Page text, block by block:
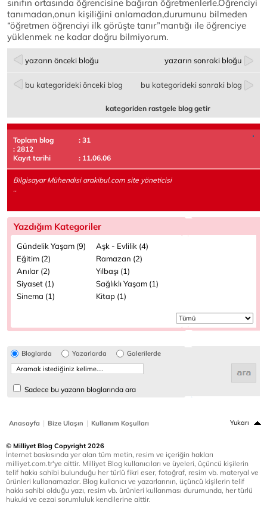
sınıfın ortasında öğrencisine bağıran öğretmenlerle.Öğrenciyi
tanımadan,onun kişiliğini anlamadan,durumunu bilmeden
“öğretmen öğrenciyi ilk görüşte tanır”mantığı ile öğrenciye
yüklenmek ne kadar doğru bilmiyorum.
yazarın önceki bloğu yazarın sonraki bloğu
bu kategorideki önceki blog bu kategorideki sonraki blog
kategoriden rastgele blog getir
Toplam blog
: 31
: 2812
Kayıt tarihi
: 11.06.06
Bilgisayar Mühendisi arakibul.com site yöneticisi
..
Yazdığım Kategoriler
Gündelik Yaşam (9)
Aşk - Evlilik (4)
Eğitim (2)
Ramazan (2)
Anılar (2)
Yılbaşı (1)
Siyaset (1)
Sağlıklı Yaşam (1)
Sinema (1)
Kitap (1)
Bloglarda Yazarlarda Galerilerde
Sadece bu yazarın bloglarında ara
Anasayfa | Bize Ulaşın | Kullanım Koşulları Yukarı
© Milliyet Blog Copyright 2026
İnternet baskısında yer alan tüm metin, resim ve içeriğin hakları
milliyet.com.tr'ye aittir. Milliyet Blog kullanıcıları ve üyeleri, üçüncü kişilerin
telif hakkı sahibi bulunduğu her türlü fikri eser, fotoğraf, resim vb. materyal ve
ürünleri kullanamazlar. Blog kullanıcı ve yazarlarının, üçüncü kişilerin telif
hakkı sahibi olduğu yazı, resim vb. ürünleri kullanması durumunda, her türlü
hukuki ve cezai sorumluluk kendilerine aittir.